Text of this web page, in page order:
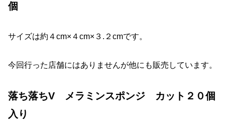
個
サイズは約４cm×４cm×３.２cmです。
今回行った店舗にはありませんが他にも販売しています。
落ち落ちV メラミンスポンジ カット２０個
入り